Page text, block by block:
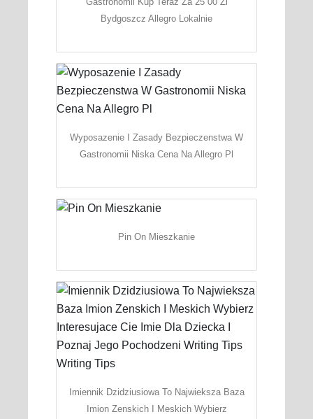
Bydgoszcz Allegro Lokalnie
Wyposazenie I Zasady Bezpieczenstwa W
Gastronomii Niska Cena Na Allegro Pl
Pin On Mieszkanie
Imiennik Dzidziusiowa To Najwieksza Baza
Imion Zenskich I Meskich Wybierz